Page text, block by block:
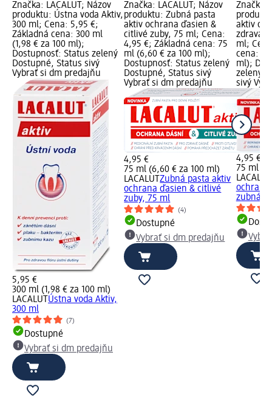
Značka: LACALUT; Názov
produktu: Ústna voda Aktiv,
300 ml; Cena: 5,95 €;
Základná cena: 300 ml
(1,98 € za 100 ml);
Dostupnosť: Status zelený
Dostupné, Status sivý
Vybrať si dm predajňu
5,95 €
300 ml (1,98 € za 100 ml)
LACALUT Ústna voda Aktiv,
300 ml
(7)
Dostupné
Vybrať si dm predajňu
Značka: LACALUT; Názov
produktu: Zubná pasta
aktiv ochrana ďasien &
citlivé zuby, 75 ml; Cena:
4,95 €; Základná cena: 75
ml (6,60 € za 100 ml);
Dostupnosť: Status zelený
Dostupné, Status sivý
Vybrať si dm predajňu
4,95 €
75 ml (6,60 € za 100 ml)
LACALUTZubná pasta aktiv
ochrana ďasien & citlivé
zuby, 75 ml
(4)
Dostupné
Vybrať si dm predajňu
Značka:
aktiv
zdravá
ml;
cena:
ml);
zelený
sivý
4,95 €
75 ml
LACALUT
ochrana